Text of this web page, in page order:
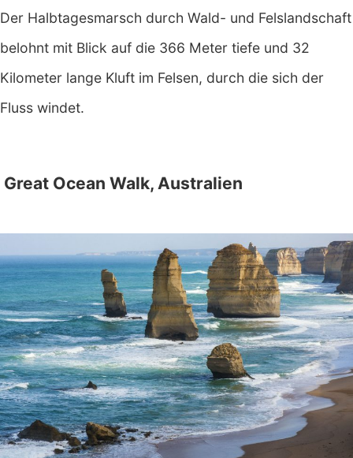
Der Halbtagesmarsch durch Wald- und Felslandschaft
belohnt mit Blick auf die 366 Meter tiefe und 32
Kilometer lange Kluft im Felsen, durch die sich der
Fluss windet.
Great Ocean Walk, Australien